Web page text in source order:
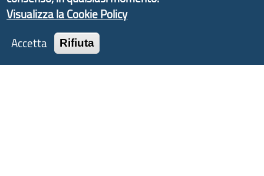
CF: 80007350103
Tecnologie e Accessibilità
Visualizza la Cookie Policy
Accetta
Rifiuta